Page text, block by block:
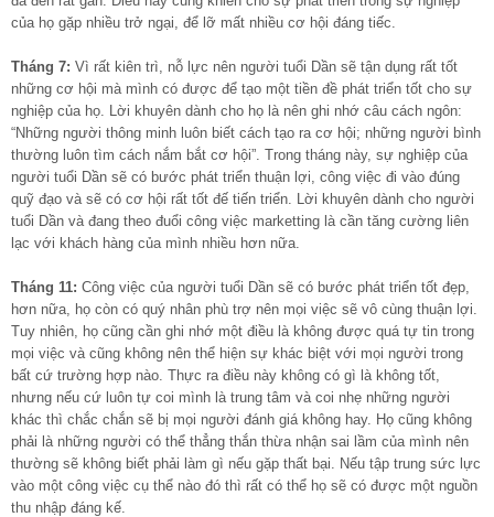
của họ gặp nhiều trở ngại, để lỡ mất nhiều cơ hội đáng tiếc.
Tháng 7: Vì rất kiên trì, nỗ lực nên người tuổi Dần sẽ tận dụng rất tốt
những cơ hội mà mình có được để tạo một tiền đề phát triển tốt cho sự
nghiệp của họ. Lời khuyên dành cho họ là nên ghi nhớ câu cách ngôn:
“Những người thông minh luôn biết cách tạo ra cơ hội; những người bình
thường luôn tìm cách nắm bắt cơ hội”. Trong tháng này, sự nghiệp của
người tuổi Dần sẽ có bước phát triển thuận lợi, công việc đi vào đúng
quỹ đạo và sẽ có cơ hội rất tốt đế tiến triển. Lời khuyên dành cho người
tuổi Dần và đang theo đuổi công việc marketting là cần tăng cường liên
lạc với khách hàng của mình nhiều hơn nữa.
Tháng 11: Công việc của người tuổi Dần sẽ có bước phát triển tốt đẹp,
hơn nữa, họ còn có quý nhân phù trợ nên mọi việc sẽ vô cùng thuận lợi.
Tuy nhiên, họ cũng cần ghi nhớ một điều là không được quá tự tin trong
mọi việc và cũng không nên thể hiện sự khác biệt với mọi người trong
bất cứ trường hợp nào. Thực ra điều này không có gì là không tốt,
nhưng nếu cứ luôn tự coi mình là trung tâm và coi nhẹ những người
khác thì chắc chắn sẽ bị mọi người đánh giá không hay. Họ cũng không
phải là những người có thể thẳng thắn thừa nhận sai lầm của mình nên
thường sẽ không biết phải làm gì nếu gặp thất bại. Nếu tập trung sức lực
vào một công việc cụ thể nào đó thì rất có thể họ sẽ có được một nguồn
thu nhập đáng kế.